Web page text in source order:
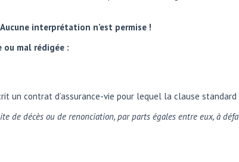
Aucune interprétation n’est permise !
ou mal rédigée :
un contrat d’assurance-vie pour lequel la clause
de décès ou de renonciation, par parts égales entre eux, à